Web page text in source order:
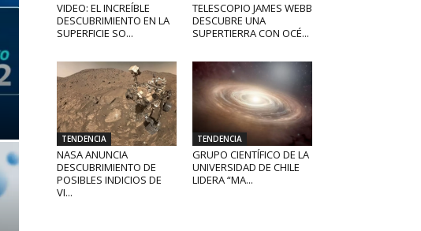
VIDEO: EL INCREÍBLE
DESCUBRIMIENTO EN LA
SUPERFICIE SO...
TELESCOPIO JAMES WEBB
DESCUBRE UNA
SUPERTIERRA CON OCÉ...
TENDENCIA
NASA ANUNCIA
DESCUBRIMIENTO DE
POSIBLES INDICIOS DE
VI...
TENDENCIA
GRUPO CIENTÍFICO DE LA
UNIVERSIDAD DE CHILE
LIDERA “MA...